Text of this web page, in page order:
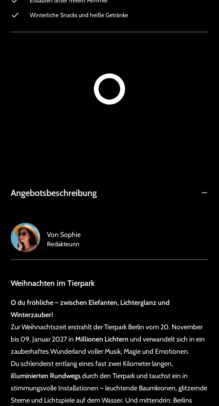
Winterliche Snacks und heiße Getränke
Angebotsbeschreibung
Weihnachten im Tierpark
O du fröhliche – zwischen Elefanten, Lichterglanz und
Winterzauber!
Zur Weihnachtszeit erstrahlt der Tierpark Berlin vom 20. November
bis 09. Januar 2027 in Millionen Lichtern und verwandelt sich in ein
zauberhaftes Wunderland voller Musik, Magie und Emotionen.
Du schlenderst entlang eines fast zwei Kilometer langen,
illuminierten Rundwegsdurch den Tierpark und tauchst ein in
stimmungsvolle Installationen – leuchtende Baumkronen, glitzernde
Sterne und Lichtspiele auf dem Wasser. Und mittendrin: Berlins
Von Sophie
Redakteurin